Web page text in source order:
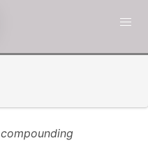
compounding